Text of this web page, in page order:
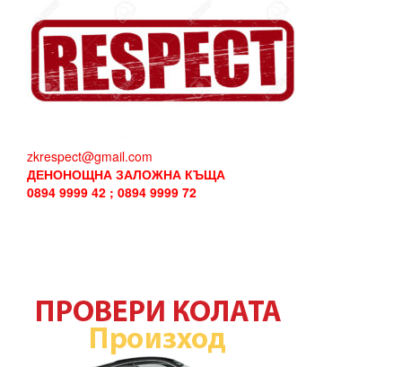
zkrespect@gmail.com
ДЕНОНОЩНА ЗАЛОЖНА КЪЩА
0894 9999 42 ; 0894 9999 72